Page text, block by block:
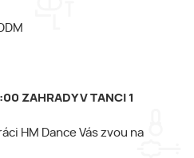
ZAHRADY V TANCI 1
HM Dance Vás zvou na